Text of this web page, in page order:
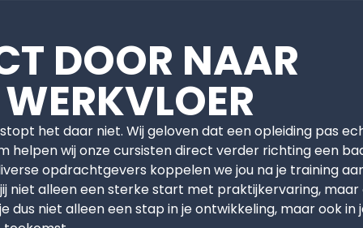
DOOR NAAR
het daar niet. Wij geloven dat een opleiding pas
helpen wij onze cursisten direct verder richting een
opdrachtgevers koppelen we jou na je training
niet alleen een sterke start met praktijkervaring, maar
dus niet alleen een stap in je ontwikkeling, maar ook in